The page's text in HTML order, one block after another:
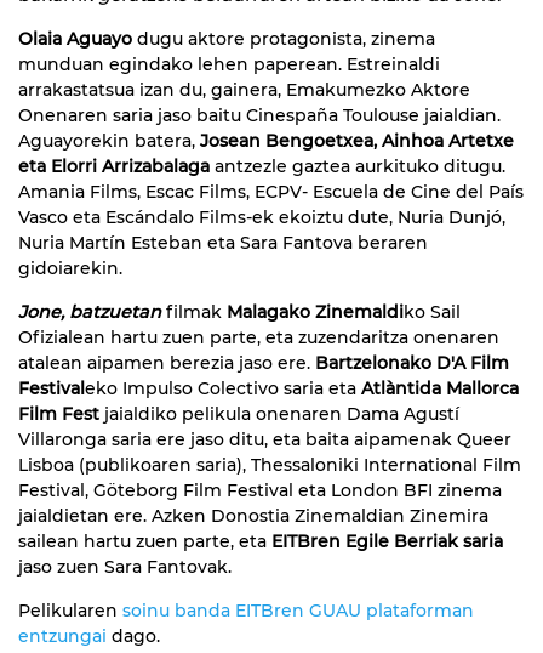
Olaia Aguayo dugu aktore protagonista, zinema
munduan egindako lehen paperean. Estreinaldi
arrakastatsua izan du, gainera, Emakumezko Aktore
Onenaren saria jaso baitu Cinespaña Toulouse jaialdian.
Aguayorekin batera, Josean Bengoetxea, Ainhoa Artetxe
eta Elorri Arrizabalaga antzezle gaztea aurkituko ditugu.
Amania Films, Escac Films, ECPV- Escuela de Cine del País
Vasco eta Escándalo Films-ek ekoiztu dute, Nuria Dunjó,
Nuria Martín Esteban eta Sara Fantova beraren
gidoiarekin.
Jone, batzuetanfilmak Malagako Zinemaldiko Sail
Ofizialean hartu zuen parte, eta zuzendaritza onenaren
atalean aipamen berezia jaso ere. Bartzelonako D'A Film
Festivaleko Impulso Colectivo saria eta Atlàntida Mallorca
Film Fest jaialdiko pelikula onenaren Dama Agustí
Villaronga saria ere jaso ditu, eta baita aipamenak Queer
Lisboa (publikoaren saria), Thessaloniki International Film
Festival, Göteborg Film Festival eta London BFI zinema
jaialdietan ere. Azken Donostia Zinemaldian Zinemira
sailean hartu zuen parte, eta EITBren Egile Berriak saria
jaso zuen Sara Fantovak.
Pelikularen soinu banda EITBren GUAU plataforman
entzungai dago.